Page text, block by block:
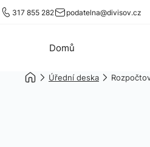
317 855 282 podatelna@divisov.cz
Domů
Úřední deska